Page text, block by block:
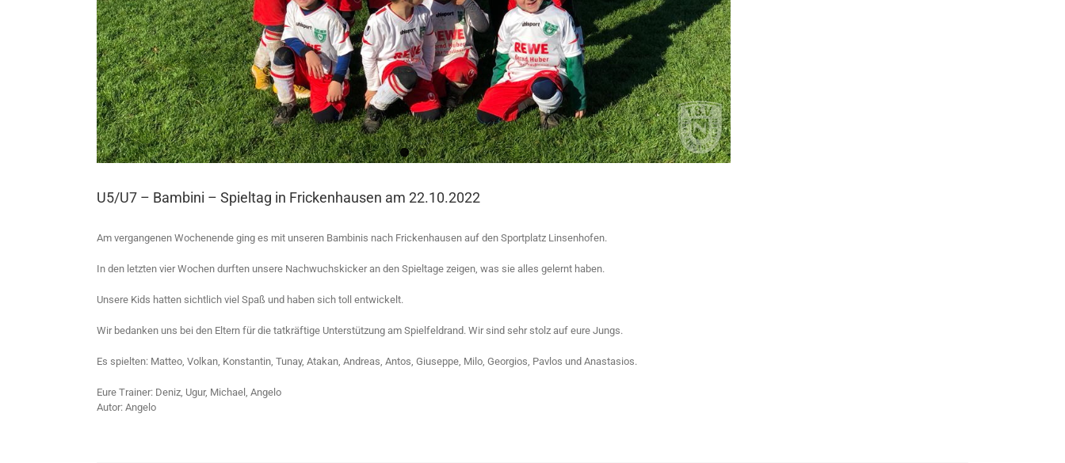
U5/U7 – Bambini – Spieltag in Frickenhausen am 22.10.2022
Am vergangenen Wochenende ging es mit unseren Bambinis nach Frickenhausen auf den Sportplatz Linsenhofen.
In den letzten vier Wochen durften unsere Nachwuchskicker an den Spieltage zeigen, was sie alles gelernt haben.
Unsere Kids hatten sichtlich viel Spaß und haben sich toll entwickelt.
Wir bedanken uns bei den Eltern für die tatkräftige Unterstützung am Spielfeldrand. Wir sind sehr stolz auf eure Jungs.
Es spielten: Matteo, Volkan, Konstantin, Tunay, Atakan, Andreas, Antos, Giuseppe, Milo, Georgios, Pavlos und Anastasios.
Eure Trainer: Deniz, Ugur, Michael, Angelo
Autor: Angelo